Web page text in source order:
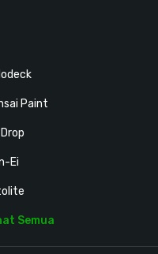
Paint
Ei
Semua